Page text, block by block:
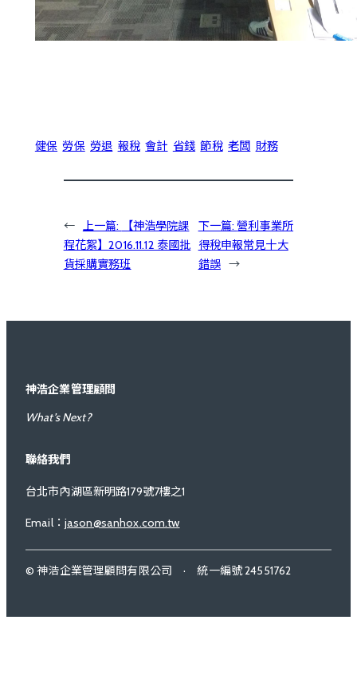
健保 勞保 勞退 報稅 會計 省錢 節稅 老闆 財務
← 上一篇:
【神浩學院課
程花絮】2016.11.12 泰國批
貨採購實務班
下一篇:營利事業所
得稅申報常見十大
錯誤 →
神浩企業管理顧問
What’s Next?
聯絡我們
台北市內湖區新明路179號7樓之1
Email： jason@sanhox.com.tw
© 神浩企業管理顧問有限公司 · 統一編號 24551762